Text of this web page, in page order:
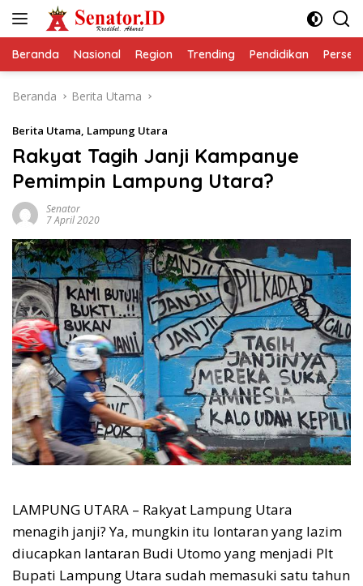
Beranda Nasional Region Trending Pendidikan
Beranda Berita Utama
Berita Utama, Lampung Utara
Rakyat Tagih Janji Kampanye
Pemimpin Lampung Utara?
Senator
7 April 2020
LAMPUNG UTARA – Rakyat Lampung Utara
menagih janji? Ya, mungkin itu lontaran yang lazim
diucapkan lantaran Budi Utomo yang menjadi Plt
Bupati Lampung Utara sudah memasuki satu tahun